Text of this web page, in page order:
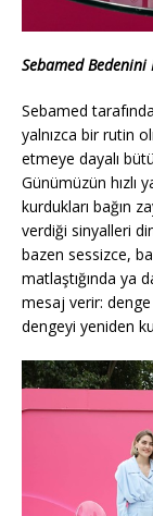
Sebamed Bedenini
Sebamed
yalnızca bir rutin
etmeye dayalı
Günümüzün hızlı
kurdukları bağın
verdiği sinyalleri
bazen sessizce,
matlaştığında ya
mesaj verir: denge
dengeyi yeniden